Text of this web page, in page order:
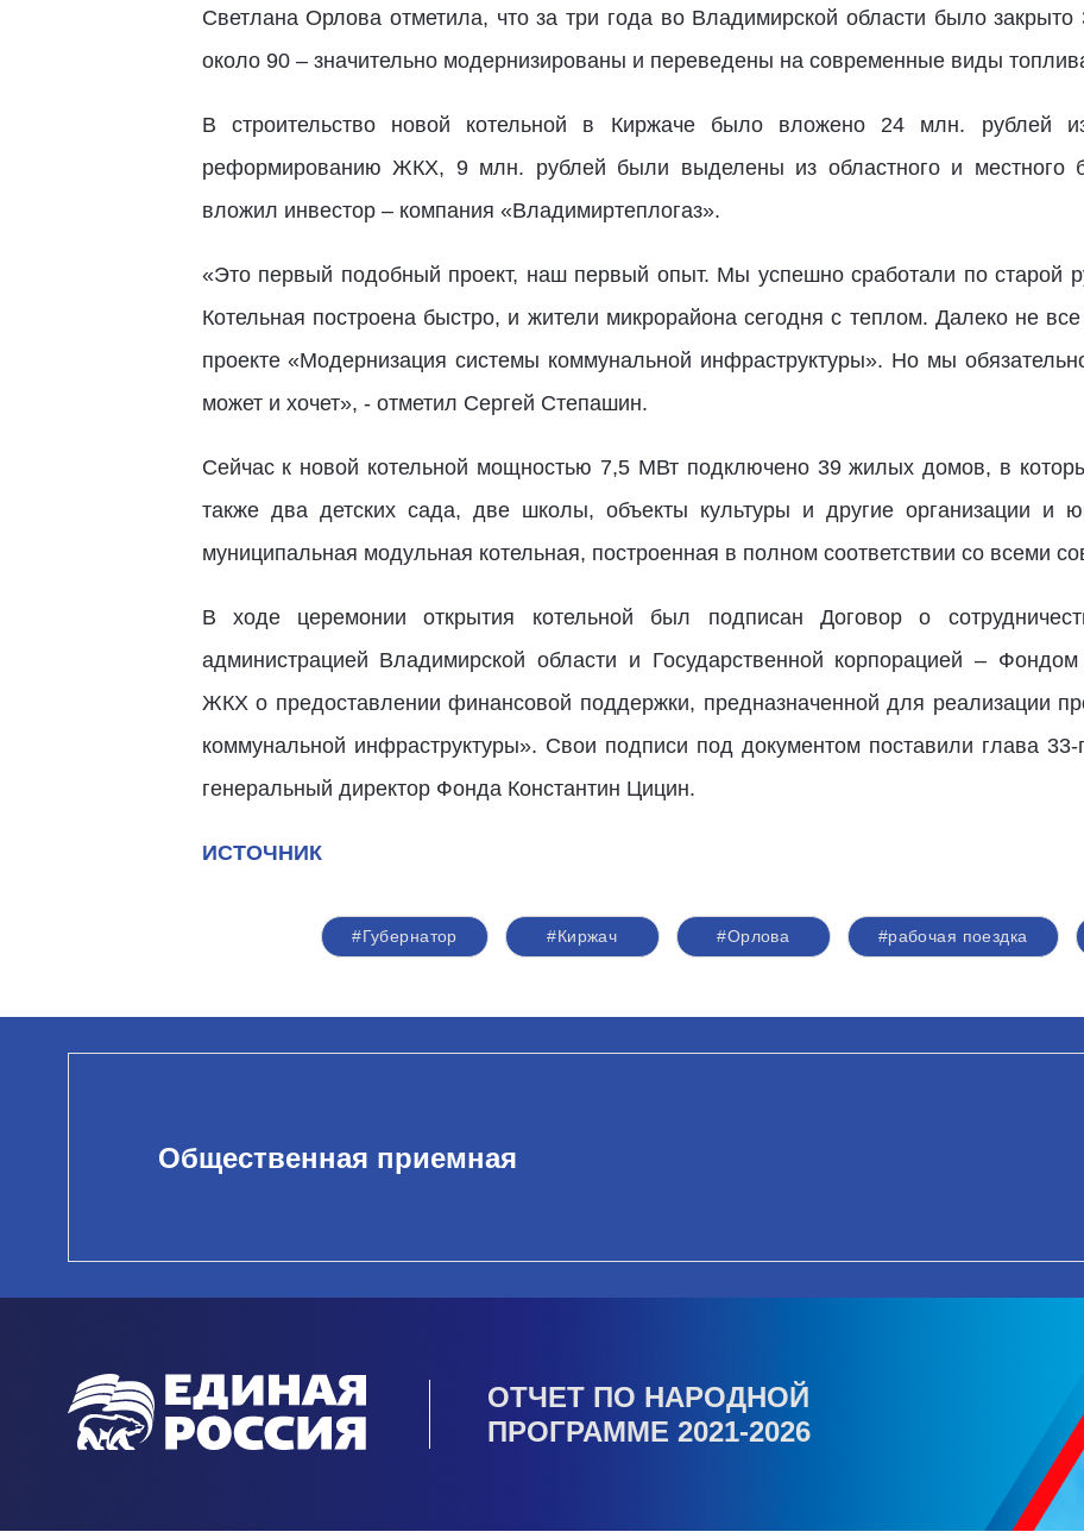
Светлана Орлова отметила, что за три года во Владимирской области было закрыто
около 90 – значительно модернизированы и переведены на современные виды
В строительство новой котельной в Киржаче было вложено 24 млн. рублей
реформированию ЖКХ, 9 млн. рублей были выделены из областного и местного
вложил инвестор – компания «Владимиртеплогаз».
«Это первый подобный проект, наш первый опыт. Мы успешно сработали по старой
Котельная построена быстро, и жители микрорайона сегодня с теплом. Далеко не
проекте «Модернизация системы коммунальной инфраструктуры». Но мы
может и хочет», - отметил Сергей Степашин.
Сейчас к новой котельной мощностью 7,5 МВт подключено 39 жилых домов, в
также два детских сада, две школы, объекты культуры и другие организации и
муниципальная модульная котельная, построенная в полном соответствии со всеми
В ходе церемонии открытия котельной был подписан Договор о
администрацией Владимирской области и Государственной корпорацией –
ЖКХ о предоставлении финансовой поддержки, предназначенной для реализации
коммунальной инфраструктуры». Свои подписи под документом поставили глава
генеральный директор Фонда Константин Цицин.
ИСТОЧНИК
#Губернатор #Киржач #Орлова #рабочая поездка
Общественная приемная
ОТЧЕТ ПО НАРОДНОЙ
ПРОГРАММЕ 2021-2026